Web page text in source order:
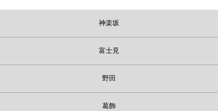
神楽坂
富士見
野田
葛飾